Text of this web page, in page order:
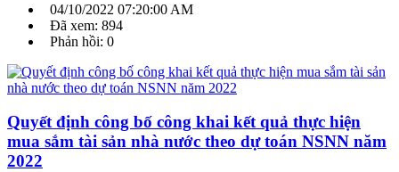
04/10/2022 07:20:00 AM
Đã xem: 894
Phản hồi: 0
Quyết định công bố công khai kết quả thực hiện
mua sắm tài sản nhà nước theo dự toán NSNN năm
2022